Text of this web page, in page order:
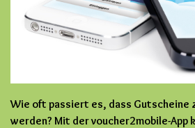
Wie oft passiert es, dass Gutscheine
werden? Mit der voucher2mobile-App